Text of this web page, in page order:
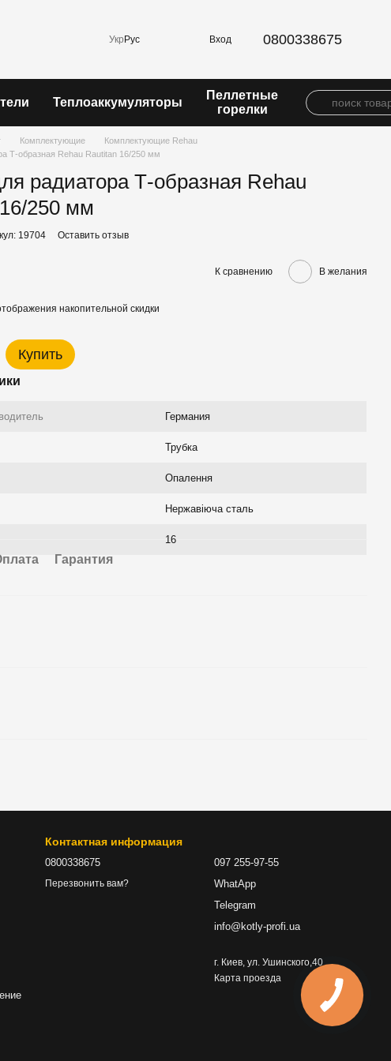
Укр Рус Вход 0800338675
Теплоаккумуляторы
Пеллетные
горелки
Комплектующие
Комплектующие Rehau
Т-образная Rehau Rautitan 16/250 мм
радиатора Т-образная Rehau
250 мм
19704 Оставить отзыв
К сравнению В желания
накопительной скидки
Купить
Германия
Трубка
Опалення
Нержавіюча сталь
16
Гарантия
Контактная информация
0800338675
Перезвонить вам?
097 255-97-55
WhatApp
Telegram
info@kotly-profi.ua
г. Киев, ул. Ушинского,40
Карта проезда